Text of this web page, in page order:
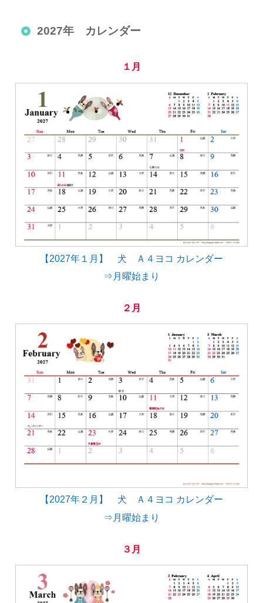
2027年 カレンダー
１月
【2027年１月】 犬 Ａ４ヨコ カレンダー
⇒月曜始まり
２月
【2027年２月】 犬 Ａ４ヨコ カレンダー
⇒月曜始まり
３月